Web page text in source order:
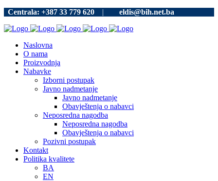
Centrala: +387 33 779 620 | eldis@bih.net.ba
Naslovna
O nama
Proizvodnja
Nabavke
Izborni postupak
Javno nadmetanje
Javno nadmetanje
Obavještenja o nabavci
Neposredna nagodba
Neposredna nagodba
Obavještenja o nabavci
Pozivni postupak
Kontakt
Politika kvalitete
BA
EN